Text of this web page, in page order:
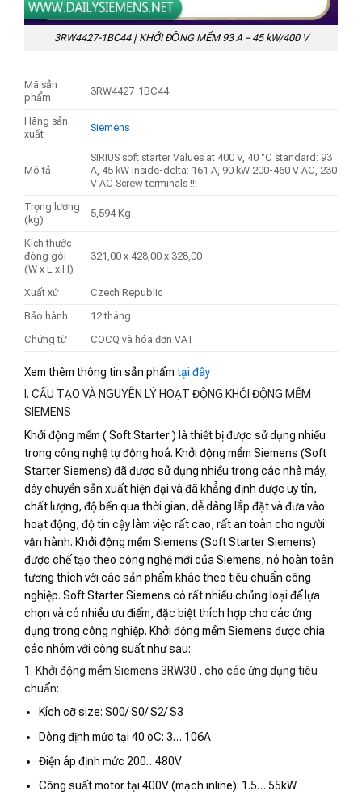
3RW4427-1BC44 | KHỞI ĐỘNG MỀM 93 A – 45 kW/400 V
Mã sản
phẩm
3RW4427-1BC44
Hãng sản
xuất
Siemens
Mô tả
SIRIUS soft starter Values at 400 V, 40 °C standard: 93
A, 45 kW Inside-delta: 161 A, 90 kW 200-460 V AC, 230
V AC Screw terminals !!!
Trọng lượng
(kg)
5,594 Kg
Kích thước
đóng gói
(W x L x H)
321,00 x 428,00 x 328,00
Xuất xứ
Czech Republic
Bảo hành
12 tháng
Chứng từ
COCQ và hóa đơn VAT
Xem thêm thông tin sản phẩm tại đây
I. CẤU TẠO VÀ NGUYÊN LÝ HOẠT ĐỘNG KHỎI ĐỘNG MỀM
SIEMENS
Khởi động mềm ( Soft Starter ) là thiết bị được sử dụng nhiều
trong công nghệ tự động hoá. Khởi động mềm Siemens (Soft
Starter Siemens) đã được sử dụng nhiều trong các nhà máy,
dây chuyền sản xuất hiện đại và đã khẳng định được uy tín,
chất lượng, độ bền qua thời gian, dễ dàng lắp đặt và đưa vào
hoạt động, độ tin cậy làm việc rất cao, rất an toàn cho người
vận hành. Khởi động mềm Siemens (Soft Starter Siemens)
được chế tạo theo công nghệ mới của Siemens, nó hoàn toàn
tương thích với các sản phẩm khác theo tiêu chuẩn công
nghiệp. Soft Starter Siemens có rất nhiều chủng loại để lựa
chọn và có nhiều ưu điểm, đặc biệt thích hợp cho các ứng
dụng trong công nghiệp. Khởi động mềm Siemens được chia
các nhóm với công suất như sau:
1. Khởi động mềm Siemens 3RW30 , cho các ứng dụng tiêu
chuẩn:
Kích cỡ size: S00/ S0/ S2/ S3
Dòng định mức tại 40 oC: 3… 106A
Điện áp định mức 200…480V
Công suất motor tại 400V (mạch inline): 1.5… 55kW